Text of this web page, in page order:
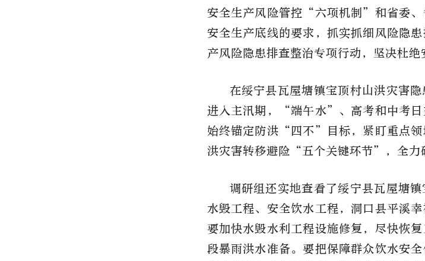
安全生产风险管控“六项机制”和省委、
安全生产底线的要求，抓实抓细风险隐
产风险隐患排查整治专项行动，坚决杜绝
在绥宁县瓦屋塘镇宝顶村山洪灾害
进入主汛期，“端午水”、高考和中考日
始终锚定防洪“四不”目标，紧盯重点领
洪灾害转移避险“五个关键环节”，全力
调研组还实地查看了绥宁县瓦屋塘
水毁工程、安全饮水工程，洞口县平溪
要加快水毁水利工程设施修复， 尽快恢
段暴雨洪水准备。要把保障群众饮水安